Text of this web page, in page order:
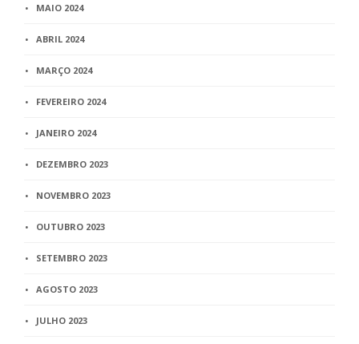
MAIO 2024
ABRIL 2024
MARÇO 2024
FEVEREIRO 2024
JANEIRO 2024
DEZEMBRO 2023
NOVEMBRO 2023
OUTUBRO 2023
SETEMBRO 2023
AGOSTO 2023
JULHO 2023